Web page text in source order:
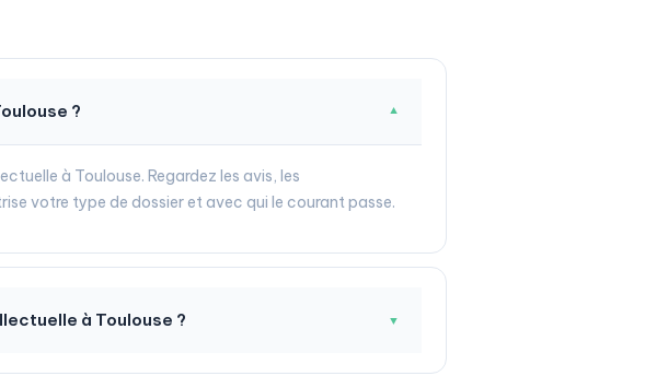
? ▼
à Toulouse. Regardez les avis, les
votre type de dossier et avec qui le courant passe.
à Toulouse ? ▼